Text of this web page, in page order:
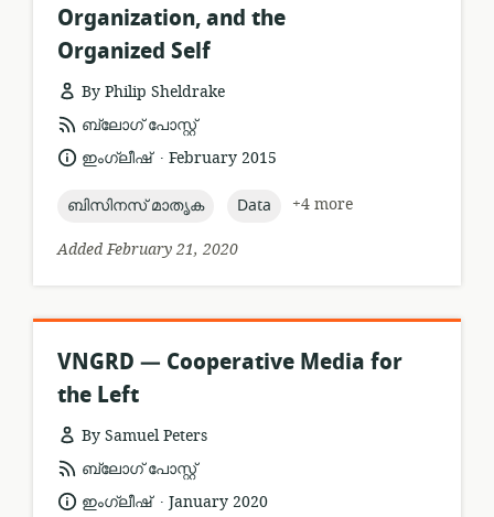
Organization, and the
Organized Self
By Philip Sheldrake
resource
format:
ബ്ലോഗ് പോസ്റ്റ്
language:
ഇംഗ്ലീഷ് .
dateFebruary 2015
topic:
ബിസിനസ് മാതൃക topic:
Data
+4 more
Added February 21, 2020
VNGRD — Cooperative Media for
the Left
By Samuel Peters
resource
format:
ബ്ലോഗ് പോസ്റ്റ്
language:
ഇംഗ്ലീഷ് .
dateJanuary 2020